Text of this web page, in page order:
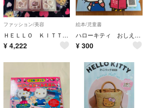
ファッション/美容
ＨＥＬＬＯ ＫＩＴＴＹフェイクムートンバッグＢＯＯＫ ｓｈｅｌｌ ｐｉｎｋ ｖｅ
¥ 4,222
絵本/児童書
ハローキティ おしえて！防サイくん 防災
¥ 300